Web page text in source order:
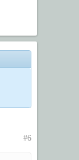
#6